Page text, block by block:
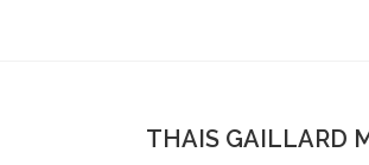
THAIS GAILLARD